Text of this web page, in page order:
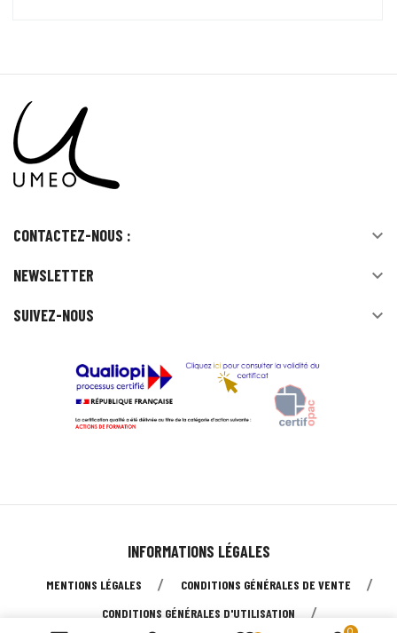
CONTACTEZ-NOUS : 
NEWSLETTER 
SUIVEZ-NOUS 
INFORMATIONS LÉGALES
MENTIONS LÉGALES
CONDITIONS GÉNÉRALES DE VENTE
CONDITIONS GÉNÉRALES D'UTILISATION